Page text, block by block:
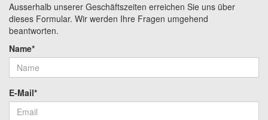
Ausserhalb unserer Geschäftszeiten erreichen Sie uns über
dieses Formular. Wir werden Ihre Fragen umgehend
beantworten.
Name*
E-Mail*